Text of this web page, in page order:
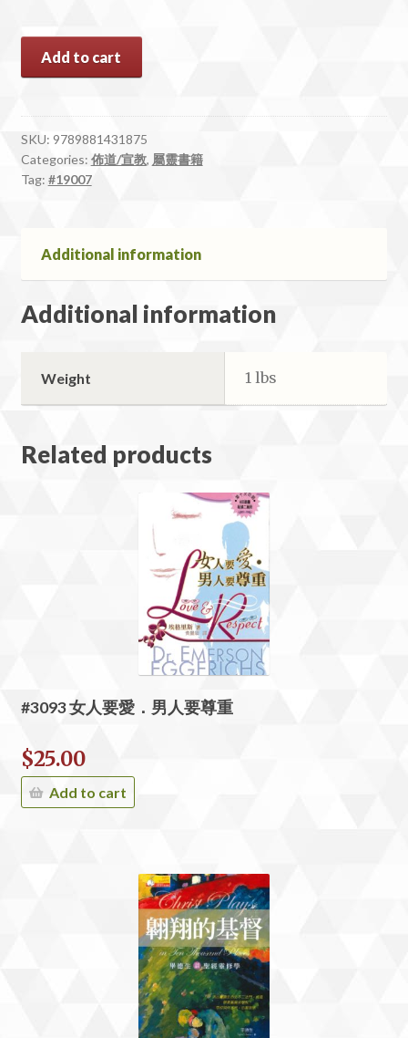
#19007
福
音
(簡)
quantity
Add to cart
SKU: 9789881431875
Categories: 佈道/宣教, 屬靈書籍
Tag: #19007
Additional information
Additional information
Weight 1 lbs
Related products
#3093 女人要愛．男人要尊重
$25.00
Add to cart